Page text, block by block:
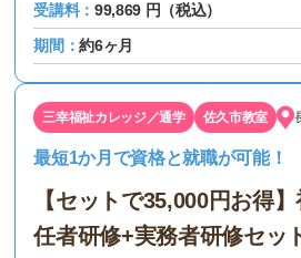
受講料：99,869 円（税込）
期間：約6ヶ月
三幸福祉カレッジ／通学 佐久市教室
最短1か月で資格と就職が可能！
【セットで35,000円お得】
任者研修+実務者研修セッ